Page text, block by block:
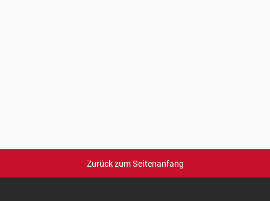
Zurück zum Seitenanfang